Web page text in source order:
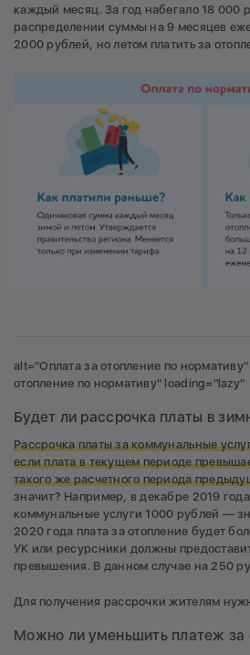
каждый месяц. За год набегало 18 000
распределении суммы на 9 месяцев
2000 рублей, но летом платить за
alt="Оплата за отопление по
отопление по нормативу" loading="lazy"
Будет ли рассрочка платы в
Рассрочка платы за коммунальные
если плата в текущем периоде
такого же расчетного периода
значит? Например, в декабре 2019
коммунальные услуги 1000 рублей —
2020 года плата за отопление будет
УК или ресурсники должны
превышения. В данном случае на 250
Для получения рассрочки жителям
Можно ли уменьшить платеж за